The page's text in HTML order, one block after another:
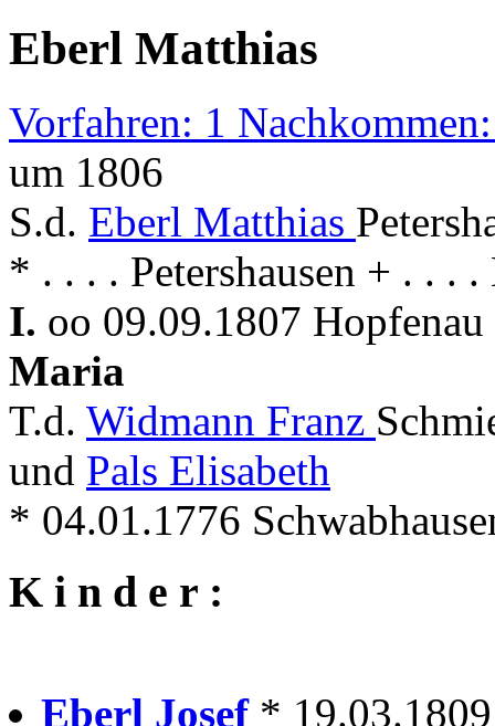
Eberl Matthias
Vorfahren: 1
um 1806
S.d. Eberl Matthias
* . . . . Petershausen + . . .
I. oo 09.09.1807
Maria
T.d. Widmann Franz
und Pals Elisabeth
* 04.01.1776
K i n d e r :
Eberl Josef *